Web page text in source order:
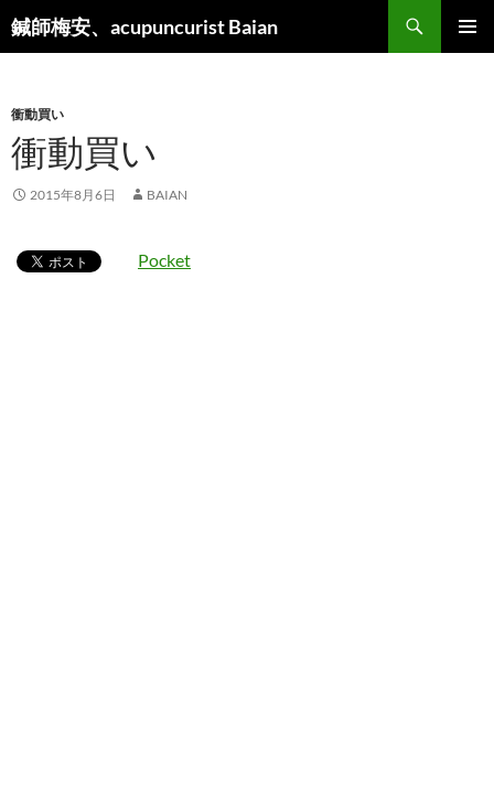
鍼師梅安、acupuncurist Baian
索
ン
ツ
へ
キ
プ
衝動買い
衝動買い
2015年8月6日 BAIAN
Pocket